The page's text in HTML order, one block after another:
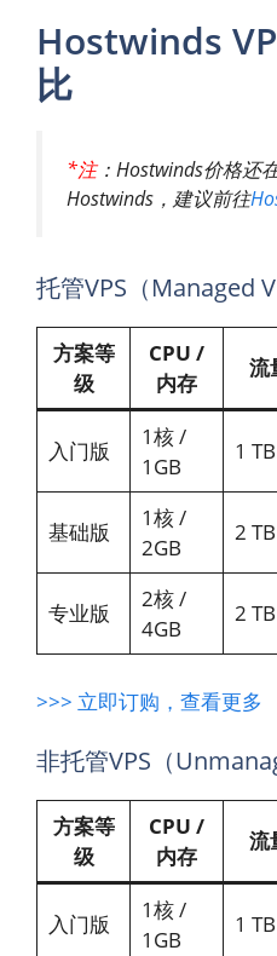
Hostwinds
比
*注：Hostwinds价格还
Hostwinds，建议前往
托管VPS（Managed
方案等
级
CPU /
内存
流
入门版
1核 /
1GB
1 TB
基础版
1核 /
2GB
2 TB
专业版
2核 /
4GB
2 TB
>>> 立即订购，查看更多
非托管VPS（
方案等
级
CPU /
内存
流
入门版
1核 /
1GB
1 TB